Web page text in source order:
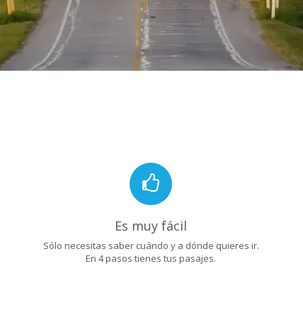
Es muy fácil
Sólo necesitas saber cuándo y a dónde quieres ir.
En 4 pasos tienes tus pasajes.